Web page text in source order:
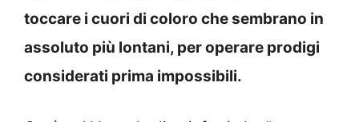
toccare i cuori di coloro che sembrano in
assoluto più lontani, per operare prodigi
considerati prima impossibili.